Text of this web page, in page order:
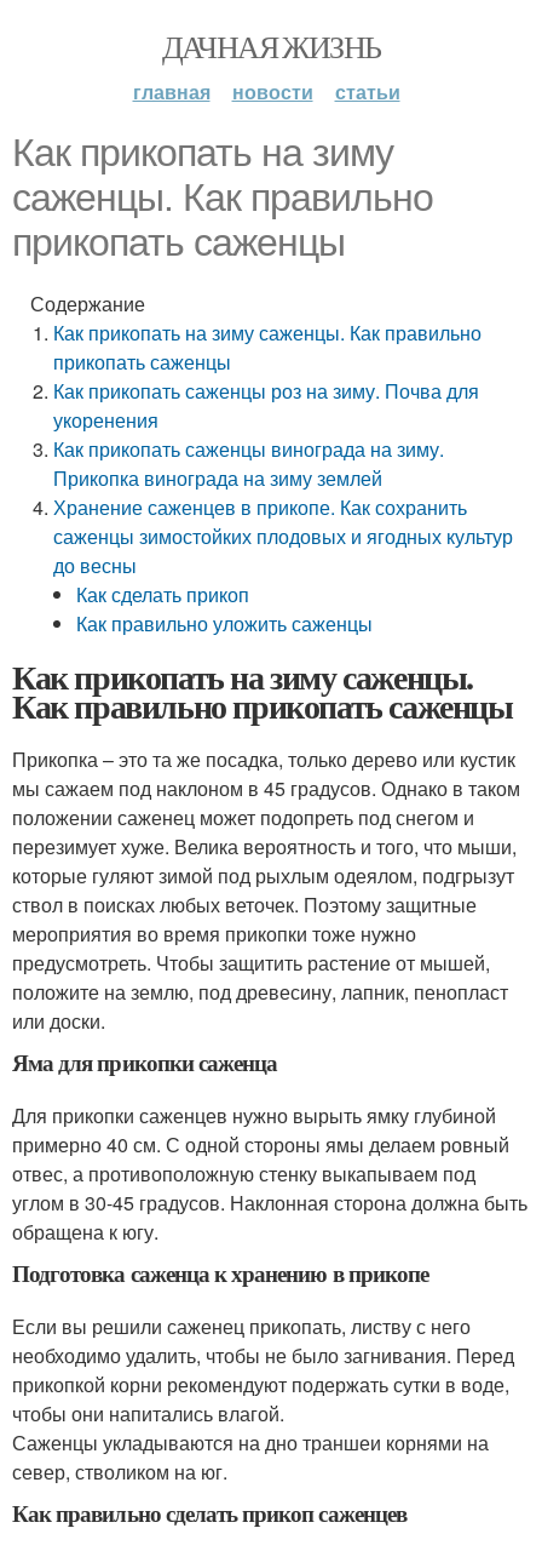
ДАЧНАЯ ЖИЗНЬ
главная новости статьи
Как прикопать на зиму
саженцы. Как правильно
прикопать саженцы
Содержание
Как прикопать на зиму саженцы. Как правильно
прикопать саженцы
Как прикопать саженцы роз на зиму. Почва для
укоренения
Как прикопать саженцы винограда на зиму.
Прикопка винограда на зиму землей
Хранение саженцев в прикопе. Как сохранить
саженцы зимостойких плодовых и ягодных культур
до весны
Как сделать прикоп
Как правильно уложить саженцы
Как прикопать на зиму саженцы.
Как правильно прикопать саженцы
Прикопка – это та же посадка, только дерево или кустик
мы сажаем под наклоном в 45 градусов. Однако в таком
положении саженец может подопреть под снегом и
перезимует хуже. Велика вероятность и того, что мыши,
которые гуляют зимой под рыхлым одеялом, подгрызут
ствол в поисках любых веточек. Поэтому защитные
мероприятия во время прикопки тоже нужно
предусмотреть. Чтобы защитить растение от мышей,
положите на землю, под древесину, лапник, пенопласт
или доски.
Яма для прикопки саженца
Для прикопки саженцев нужно вырыть ямку глубиной
примерно 40 см. С одной стороны ямы делаем ровный
отвес, а противоположную стенку выкапываем под
углом в 30-45 градусов. Наклонная сторона должна быть
обращена к югу.
Подготовка саженца к хранению в прикопе
Если вы решили саженец прикопать, листву с него
необходимо удалить, чтобы не было загнивания. Перед
прикопкой корни рекомендуют подержать сутки в воде,
чтобы они напитались влагой.
Саженцы укладываются на дно траншеи корнями на
север, стволиком на юг.
Как правильно сделать прикоп саженцев